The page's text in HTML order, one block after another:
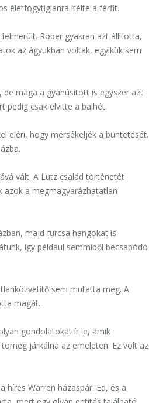
életfogytiglanra ítélte a férfit.
Rober gyakran azt állította,
az ágyukban voltak, egyikük sem
maga a gyanúsított is egyszer azt
pedig csak elvitte a balhét.
eléri, hogy mérsékeljék a büntetését.
vált. A Lutz család történetét
a megmagyarázhatatlan
majd furcsa hangokat is
így például semmiből becsapódó
sem mutatta meg. A
magát.
gondolatokat ír le, amik
járkálna az emeleten. Ez volt az
Warren házaspár. Ed, és a